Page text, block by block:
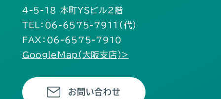
4-5-18 本町YSビル2階
TEL：06-6575-7911（代）
FAX：06-6575-7910
GoogleMap(大阪支店)>
お問い合わせ